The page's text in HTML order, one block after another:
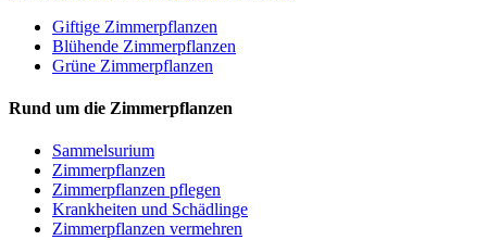
Giftige Zimmerpflanzen
Blühende Zimmerpflanzen
Grüne Zimmerpflanzen
Rund um die Zimmerpflanzen
Sam­mel­su­ri­um
Zimmerpflanzen
Zimmerpflanzen pflegen
Krankheiten und Schädlinge
Zimmerpflanzen vermehren